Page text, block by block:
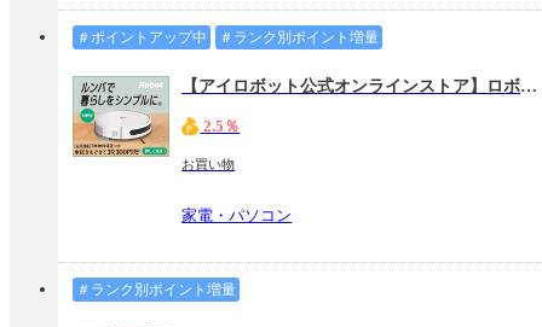
＃ポイントアップ中 ＃ランク別ポイント増量
【アイロボット公式オンラインストア】ロボット掃除機ルンバ
2.5％
お買い物
家電・パソコン
＃ランク別ポイント増量